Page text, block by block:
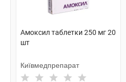
Амоксил таблетки 250 мг 20
шт
Київмедпрепарат